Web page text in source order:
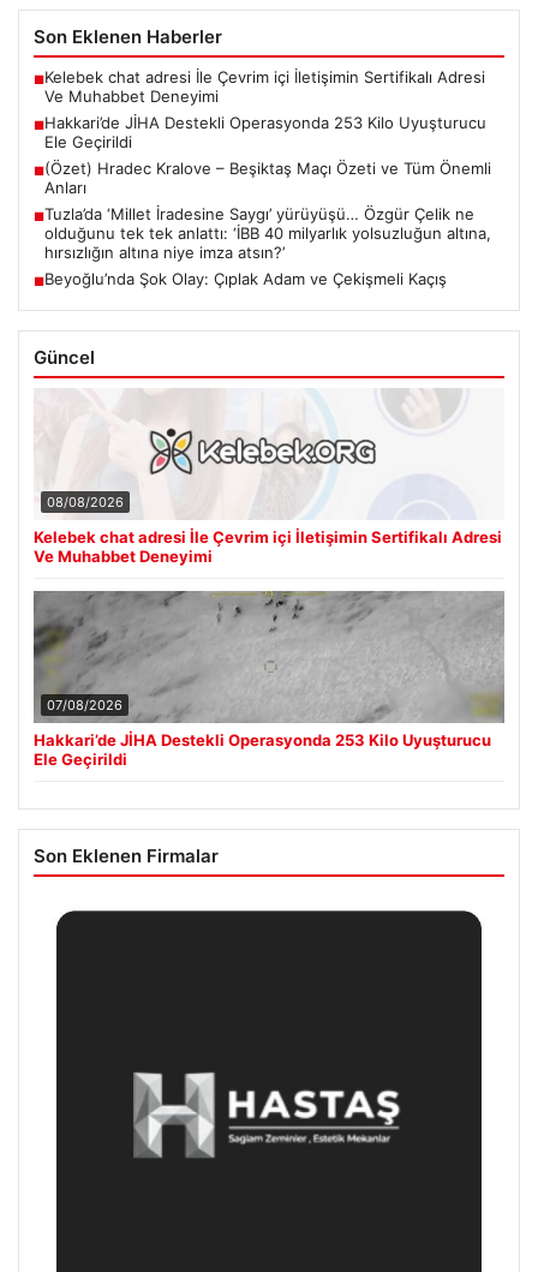
Son Eklenen Haberler
■Kelebek chat adresi İle Çevrim içi İletişimin Sertifikalı Adresi
Ve Muhabbet Deneyimi
■Hakkari’de JİHA Destekli Operasyonda 253 Kilo Uyuşturucu
Ele Geçirildi
■(Özet) Hradec Kralove – Beşiktaş Maçı Özeti ve Tüm Önemli
Anları
■Tuzla’da ‘Millet İradesine Saygı’ yürüyüşü… Özgür Çelik ne
olduğunu tek tek anlattı: ‘İBB 40 milyarlık yolsuzluğun altına,
hırsızlığın altına niye imza atsın?’
■Beyoğlu’nda Şok Olay: Çıplak Adam ve Çekişmeli Kaçış
Güncel
08/08/2026
Kelebek chat adresi İle Çevrim içi İletişimin Sertifikalı Adresi
Ve Muhabbet Deneyimi
07/08/2026
Hakkari’de JİHA Destekli Operasyonda 253 Kilo Uyuşturucu
Ele Geçirildi
Son Eklenen Firmalar